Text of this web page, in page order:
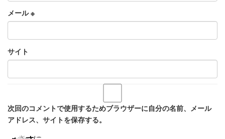
メール※
サイト
次回のコメントで使用するためブラウザーに自分の名前、メール
アドレス、サイトを保存する。